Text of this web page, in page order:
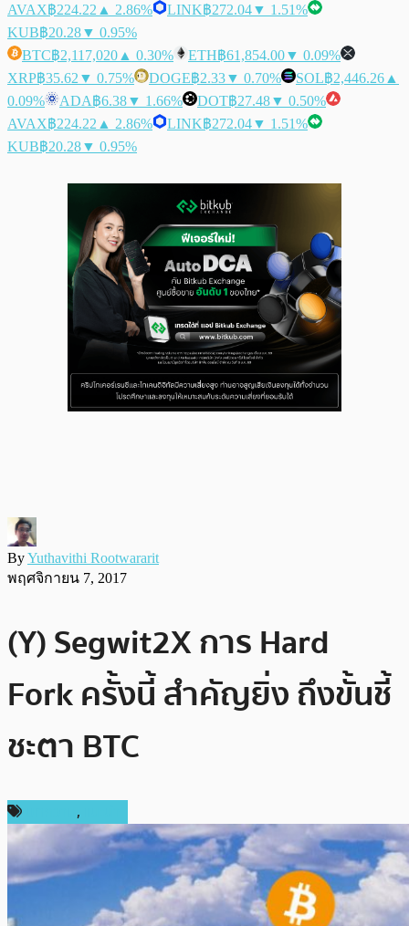
AVAX฿224.22 ▲ 2.86% LINK฿272.04▼ 1.51%
KUB฿20.28▼ 0.95%
BTC฿2,117,020 ▲ 0.30% ETH฿61,854.00▼ 0.09%
XRP฿35.62 ▼ 0.75% DOGE฿2.33▼ 0.70% SOL฿2,446.26 ▲
0.09%
ADA฿6.38▼ 1.66% DOT฿27.48▼ 0.50%
AVAX฿224.22 ▲ 2.86% LINK฿272.04▼ 1.51%
KUB฿20.28▼ 0.95%
ByYuthavithi Rootwararit
พฤศจิกายน 7, 2017
(Y) Segwit2X การ Hard
Fork ครั้งนี้ สำคัญยิ่ง ถึงขั้นชี้
ชะตา BTC
,